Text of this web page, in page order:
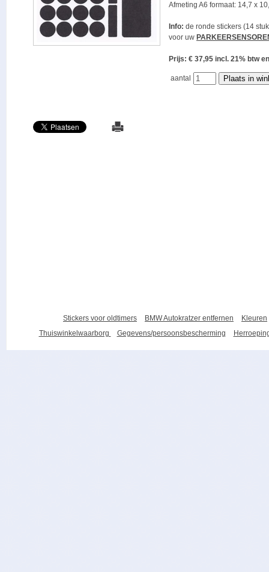
Afmeting A6 formaat: 14,7 x
Info: de ronde stickers (14
voor uw
Prijs: € 37,95 incl. 21% btw
aantal
Stickers voor oldtimers BMW Autokratzer entfernen
Kleuren
Thuiswinkelwaarborg
Gegevens/persoonsbescherming